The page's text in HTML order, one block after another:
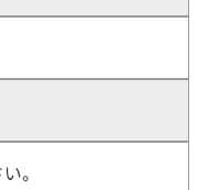
。